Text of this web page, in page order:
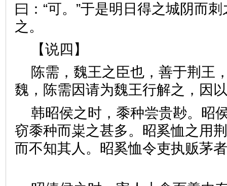
曰：“可。”于是明日得之城阴而
之。
【说四】
陈需，魏王之臣也，善于荆王
魏，陈需因请为魏王行解之，
韩昭侯之时，黍种尝贵尠。昭
窃黍种而粜之甚多。昭奚恤之用
而不知其人。昭奚恤令吏执贩茅